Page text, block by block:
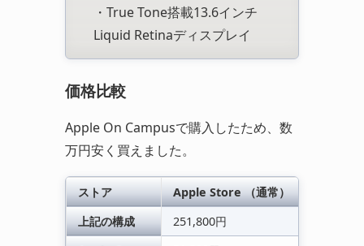
・True Tone搭載13.6インチ
Liquid Retinaディスプレイ
価格比較
Apple On Campusで購入したため、数
万円安く買えました。
ストア Apple Store （通常）
上記の構成
251,800円